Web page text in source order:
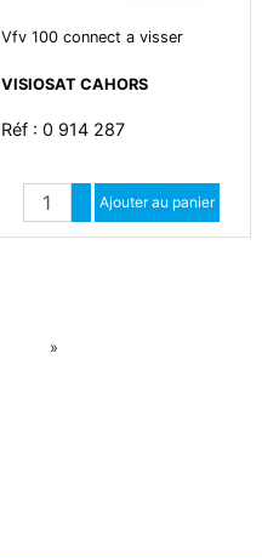
Vfv 100 connect a visser
VISIOSAT CAHORS
Réf : 0 914 287
Quantité
Augmenter quantité
Diminuer quantité
Ajouter au panier
»Suiv